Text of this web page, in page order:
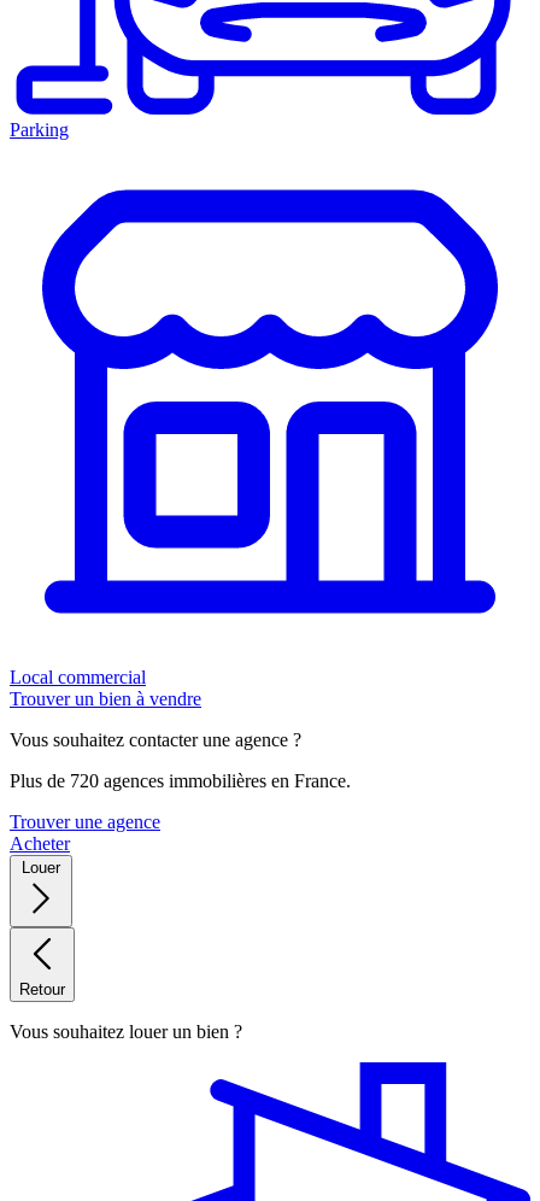
Parking
Local commercial
Trouver un bien à vendre
Vous souhaitez contacter une agence ?
Plus de 720 agences immobilières en France.
Trouver une agence
Acheter
Louer
Retour
Vous souhaitez louer un bien ?